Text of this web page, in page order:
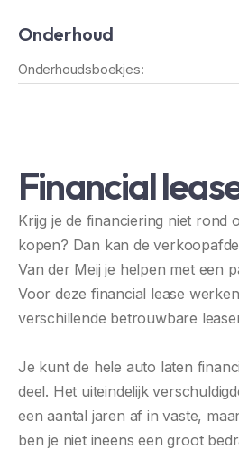
Onderhoud
Onderhoudsboekjes:
Financial
Krijg je de financiering niet rond
kopen? Dan kan de
Van der Meij je helpen met een
Voor deze financial lease
verschillende betrouwbare
Je kunt de hele auto laten
deel. Het uiteindelijk
een aantal jaren af in vaste,
ben je niet ineens een groot